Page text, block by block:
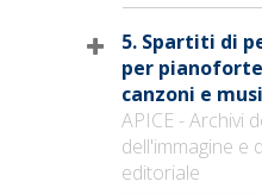
5. Spartiti di
per
canzoni e
APICE - Archivi
dell'immagine e
editoriale